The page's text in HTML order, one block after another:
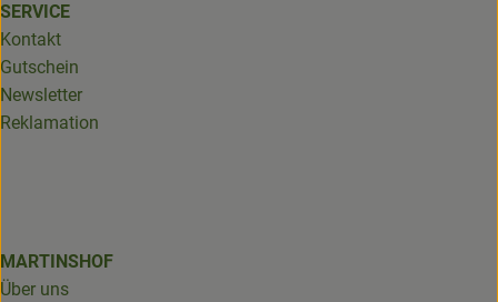
SERVICE
Kontakt
Gutschein
Newsletter
Reklamation
MARTINSHOF
Über uns